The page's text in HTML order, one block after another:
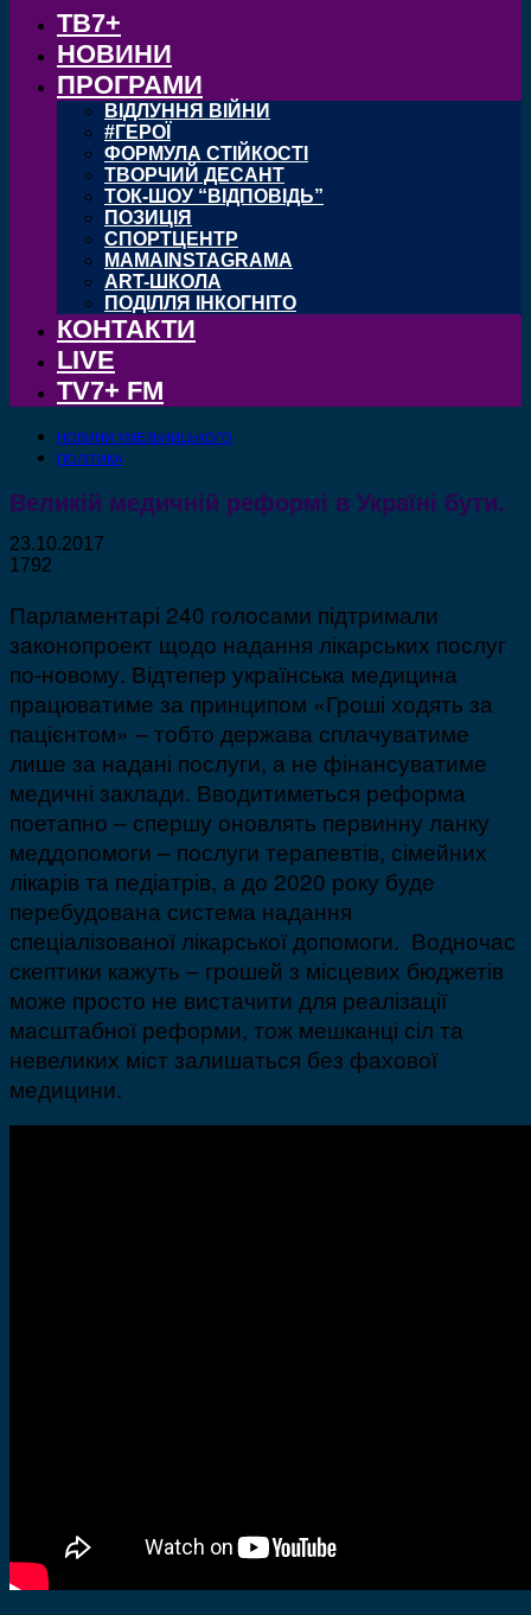
ТВ7+
НОВИНИ
ПРОГРАМИ
ВІДЛУННЯ ВІЙНИ
#ГЕРОЇ
ФОРМУЛА СТІЙКОСТІ
ТВОРЧИЙ ДЕСАНТ
ТОК-ШОУ “ВІДПОВІДЬ”
ПОЗИЦІЯ
СПОРТЦЕНТР
MAMAINSTAGRAMA
ART-ШКОЛА
ПОДІЛЛЯ ІНКОГНІТО
КОНТАКТИ
LIVE
TV7+ FM
НОВИНИ ХМЕЛЬНИЦЬКОГО
ПОЛІТИКА
Великій медичній реформі в Україні бути.
23.10.2017
1792
Парламентарі 240 голосами підтримали
законопроект щодо надання лікарських послуг
по-новому. Відтепер українська медицина
працюватиме за принципом «Гроші ходять за
пацієнтом» – тобто держава сплачуватиме
лише за надані послуги, а не фінансуватиме
медичні заклади. Вводитиметься реформа
поетапно – спершу оновлять первинну ланку
меддопомоги – послуги терапевтів, сімейних
лікарів та педіатрів, а до 2020 року буде
перебудована система надання
спеціалізованої лікарської допомоги. Водночас
скептики кажуть – грошей з місцевих бюджетів
може просто не вистачити для реалізації
масштабної реформи, тож мешканці сіл та
невеликих міст залишаться без фахової
медицини.